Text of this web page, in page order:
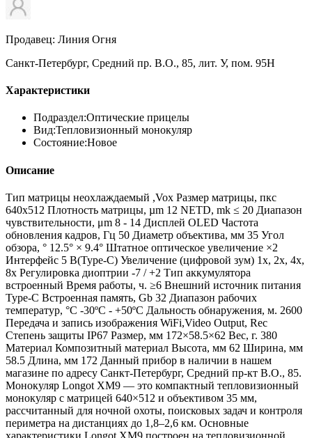
Продавец: Линия Огня
Санкт-Петербург, Средний пр. В.О., 85, лит. У, пом. 95Н
Характеристики
Подраздел:Оптические прицелы
Вид:Тепловизионный монокуляр
Состояние:Новое
Описание
Тип матрицы неохлаждаемый ,Vox Размер матрицы, пкс
640x512 Плотность матрицы, µm 12 NETD, mk ≤ 20 Диапазон
чувствительности, μm 8 - 14 Дисплей OLED Частота
обновления кадров, Гц 50 Диаметр объектива, мм 35 Угол
обзора, ° 12.5° × 9.4° Штатное оптическое увеличение ×2
Интерфейс 5 В(Type-C) Увеличение (цифровой зум) 1x, 2x, 4x,
8x Регулировка диоптрии -7 / +2 Тип аккумуляторa
встроенный Время работы, ч. ≥6 Внешний источник питания
Type-C Встроенная память, Gb 32 Диапазон рабочих
температур, °C -30ºC - +50ºC Дальность обнаружения, м. 2600
Передача и запись изображения WiFi,Video Output, Rec
Степень защиты IP67 Размер, мм 172×58.5×62 Вес, г. 380
Материал Композитный материал Высота, мм 62 Ширина, мм
58.5 Длина, мм 172 Данный прибор в наличии в нашем
магазине по адресу Санкт-Петербург, Средний пр-кт В.О., 85.
Монокуляр Longot XM9 — это компактный тепловизионный
монокуляр с матрицей 640×512 и объективом 35 мм,
рассчитанный для ночной охоты, поисковых задач и контроля
периметра на дистанциях до 1,8–2,6 км. Основные
характеристики Longot XM9 построен на тепловизионной